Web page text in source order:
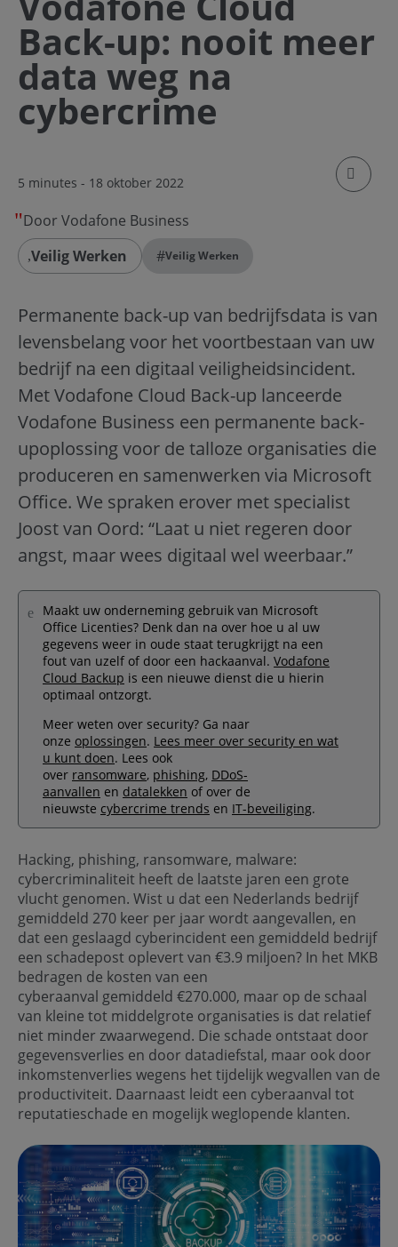
Back-up: nooit meer
data weg na
cybercrime
5 minutes - 18 oktober 2022
klik om
Door Vodafone Business
Veilig Werken
#Veilig Werken
Permanente back-up van bedrijfsdata is van
levensbelang voor het voortbestaan van uw
bedrijf na een digitaal veiligheidsincident.
Met Vodafone Cloud Back-up lanceerde
Vodafone Business een permanente back-
upoplossing voor de talloze organisaties die
produceren en samenwerken via Microsoft
Office. We spraken erover met specialist
Joost van Oord: “Laat u niet regeren door
angst, maar wees digitaal wel weerbaar.”
Maakt uw onderneming gebruik van Microsoft
Office Licenties? Denk dan na over hoe u al uw
gegevens weer in oude staat terugkrijgt na een
fout van uzelf of door een hackaanval. Vodafone
Cloud Backup is een nieuwe dienst die u hierin
optimaal ontzorgt.
Meer weten over security? Ga naar
onze oplossingen. Lees meer over security en wat
u kunt doen. Lees ook
over ransomware, phishing, DDoS-
aanvallen en datalekken of over de
nieuwste cybercrime trends en IT-beveiliging.
Hacking, phishing, ransomware, malware:
cybercriminaliteit heeft de laatste jaren een grote
vlucht genomen. Wist u dat een Nederlands bedrijf
gemiddeld 270 keer per jaar wordt aangevallen, en
dat een geslaagd cyberincident een gemiddeld bedrijf
een schadepost oplevert van €3.9 miljoen? In het MKB
bedragen de kosten van een
cyberaanval gemiddeld €270.000, maar op de schaal
van kleine tot middelgrote organisaties is dat relatief
niet minder zwaarwegend. Die schade ontstaat door
gegevensverlies en door datadiefstal, maar ook door
inkomstenverlies wegens het tijdelijk wegvallen van de
productiviteit. Daarnaast leidt een cyberaanval tot
reputatieschade en mogelijk weglopende klanten.